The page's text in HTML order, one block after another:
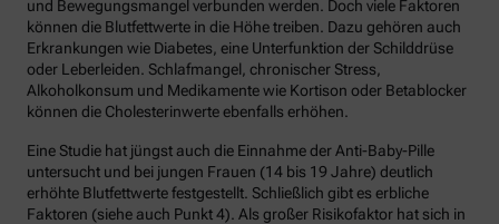
und Bewegungsmangel verbunden werden. Doch viele Faktoren
können die Blutfettwerte in die Höhe treiben. Dazu gehören auch
Erkrankungen wie Diabetes, eine Unterfunktion der Schilddrüse
oder Leberleiden. Schlafmangel, chronischer Stress,
Alkoholkonsum und Medikamente wie Kortison oder Betablocker
können die Cholesterinwerte ebenfalls erhöhen.
Eine Studie hat jüngst auch die Einnahme der Anti-Baby-Pille
untersucht und bei jungen Frauen (14 bis 19 Jahre) deutlich
erhöhte Blutfettwerte festgestellt. Schließlich gibt es erbliche
Faktoren (siehe auch Punkt 4). Als großer Risikofaktor hat sich in